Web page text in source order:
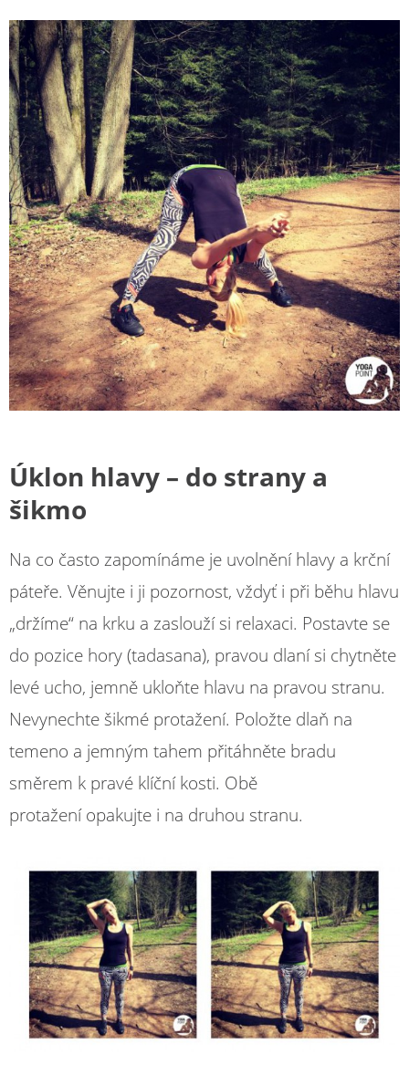
Úklon hlavy – do strany a
šikmo
Na co často zapomínáme je uvolnění hlavy a krční
páteře. Věnujte i ji pozornost, vždyť i při běhu hlavu
„držíme“ na krku a zaslouží si relaxaci. Postavte se
do pozice hory (tadasana), pravou dlaní si chytněte
levé ucho, jemně ukloňte hlavu na pravou stranu.
Nevynechte šikmé protažení. Položte dlaň na
temeno a jemným tahem přitáhněte bradu
směrem k pravé klíční kosti. Obě
protažení opakujte i na druhou stranu.